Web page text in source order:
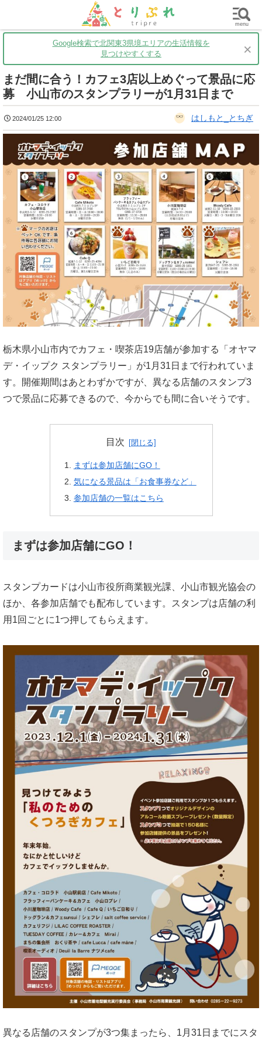
茨城 グルメ 買い物 子育て
Google検索で北関東3県境エリアの生活情報を
見つけやすくする
×
まだ間に合う！カフェ3店以上めぐって景品に応
募 小山市のスタンプラリーが1月31日まで
2024/01/25 12:00 はしもと_とちぎ
栃木県小山市内でカフェ・喫茶店19店舗が参加する「オヤマ
デ・イップク スタンプラリー」が1月31日まで行われていま
す。開催期間はあとわずかですが、異なる店舗のスタンプ3
つで景品に応募できるので、今からでも間に合いそうです。
目次
まずは参加店舗にGO！
気になる景品は「お食事券など」
参加店舗の一覧はこちら
まずは参加店舗にGO！
スタンプカードは小山市役所商業観光課、小山市観光協会の
ほか、各参加店舗でも配布しています。スタンプは店舗の利
用1回ごとに1つ押してもらえます。
異なる店舗のスタンプが3つ集まったら、1月31日までにスタ
menu